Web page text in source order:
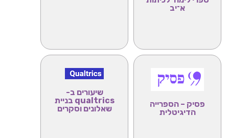
א־יב
פסיק – הספרייה
הדיגיטלית
שיעורים ב-
qualtrics בניית
שאלונים וסקרים